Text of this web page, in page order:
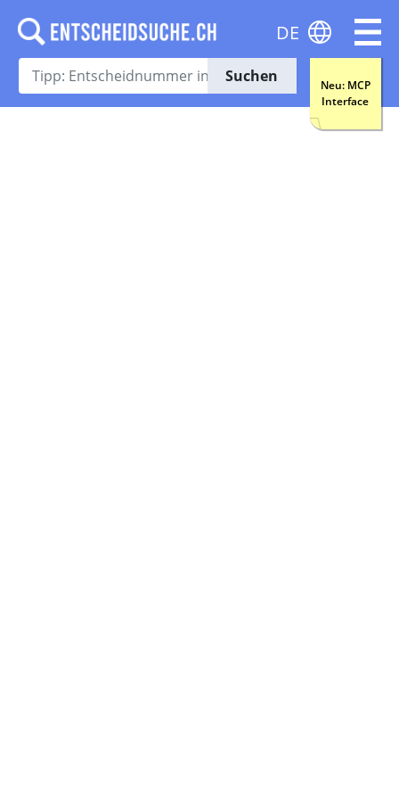
Suchen
Neu: MCP
Interface
DE